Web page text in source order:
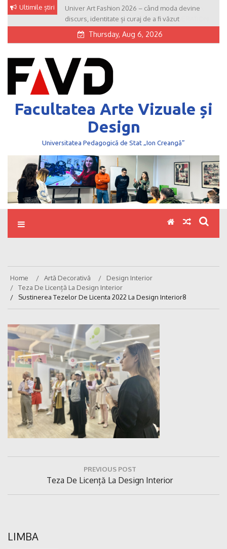
Skip Ultimile știri
Univer Art Fashion 2026 – când moda devine
discurs, identitate și curaj de a fi văzut
Thursday, Aug 6, 2026
Facultatea Arte Vizuale și
Design
Universitatea Pedagogică de Stat „Ion Creangă”
Home Artă Decorativă
Design Interior
Teza De Licență La Design Interior
Sustinerea Tezelor De Licenta 2022 La Design Interior8
PREVIOUS POST
Previous
Post:
Teza De Licență La Design Interior
LIMBA